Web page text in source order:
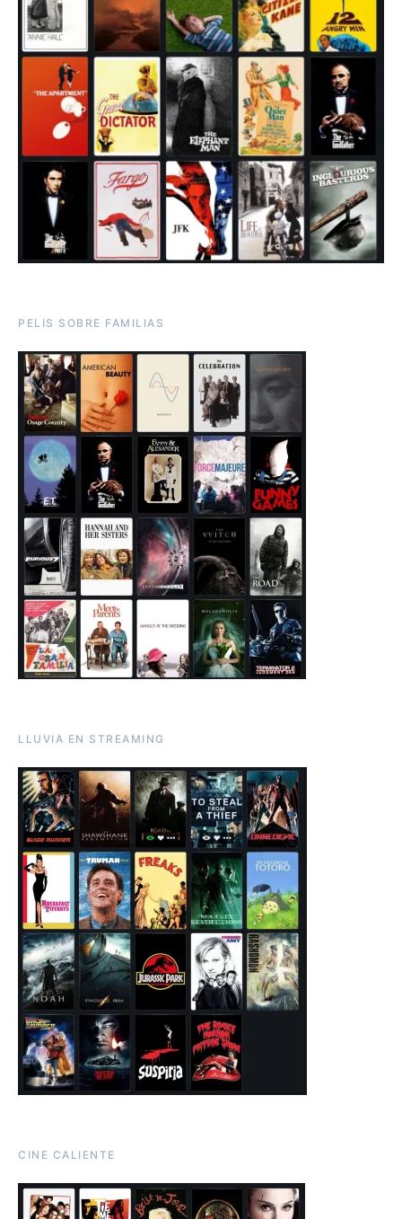
PELIS SOBRE FAMILIAS
LLUVIA EN STREAMING
CINE CALIENTE